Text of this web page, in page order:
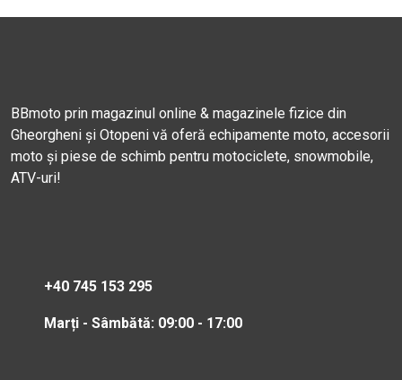
BBmoto prin magazinul online & magazinele fizice din
Gheorgheni și Otopeni vă oferă echipamente moto, accesorii
moto și piese de schimb pentru motociclete, snowmobile,
ATV-uri!
+40 745 153 295
Marți - Sâmbătă: 09:00 - 17:00